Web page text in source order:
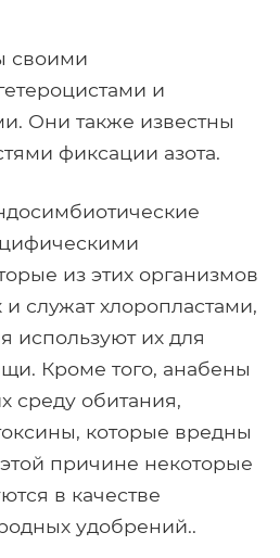
своими
и
Они также известны
фиксации азота.
из этих организмов
служат хлоропластами,
используют их для
Кроме того, анабены
среду обитания,
которые вредны
причине некоторые
в качестве
удобрений..